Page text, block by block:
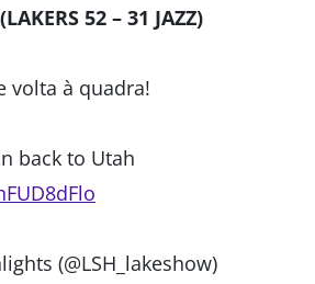
(LAKERS 52 – 31 JAZZ)
volta à quadra!
back to Utah
(@LSH_lakeshow)